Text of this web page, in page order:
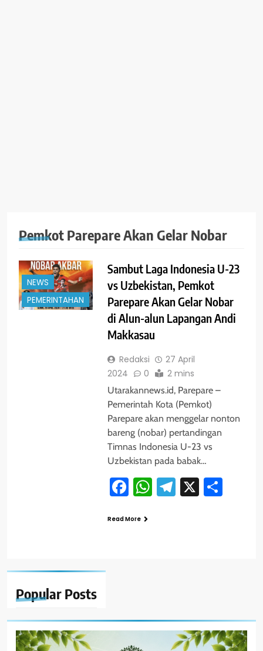
Popular Posts
Pemkot Parepare Akan Gelar Nobar
NEWS
PEMERINTAHAN
Sambut Laga Indonesia U-23
vs Uzbekistan, Pemkot
Parepare Akan Gelar Nobar
di Alun-alun Lapangan Andi
Makkasau
Redaksi
27 April
2024
0 2 mins
Utarakannews.id, Parepare –
Pemerintah Kota (Pemkot)
Parepare akan menggelar nonton
bareng (nobar) pertandingan
Timnas Indonesia U-23 vs
Uzbekistan pada babak…
Facebook
WhatsApp
Telegram
X
Read More